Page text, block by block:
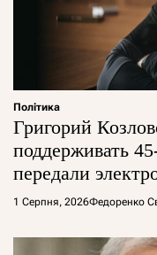
Політика
Григорий
поддерживать
передали
1 Серпня, 2026Федоренко